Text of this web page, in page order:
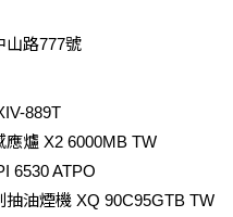
山路777號
889T
應爐 X2 6000MB TW
6530 ATPO
抽油煙機 XQ 90C95GTB TW